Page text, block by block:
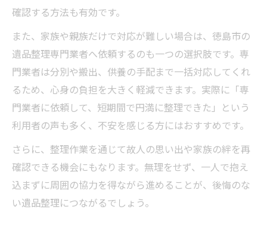
確認する方法も有効です。
また、家族や親族だけで対応が難しい場合は、徳島市の
遺品整理専門業者へ依頼するのも一つの選択肢です。専
門業者は分別や搬出、供養の手配まで一括対応してくれ
るため、心身の負担を大きく軽減できます。実際に「専
門業者に依頼して、短期間で円満に整理できた」という
利用者の声も多く、不安を感じる方にはおすすめです。
さらに、整理作業を通じて故人の思い出や家族の絆を再
確認できる機会にもなります。無理をせず、一人で抱え
込まずに周囲の協力を得ながら進めることが、後悔のな
い遺品整理につながるでしょう。